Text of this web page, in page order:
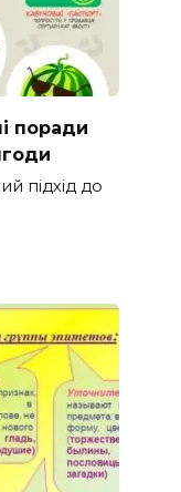
поради
підхід до